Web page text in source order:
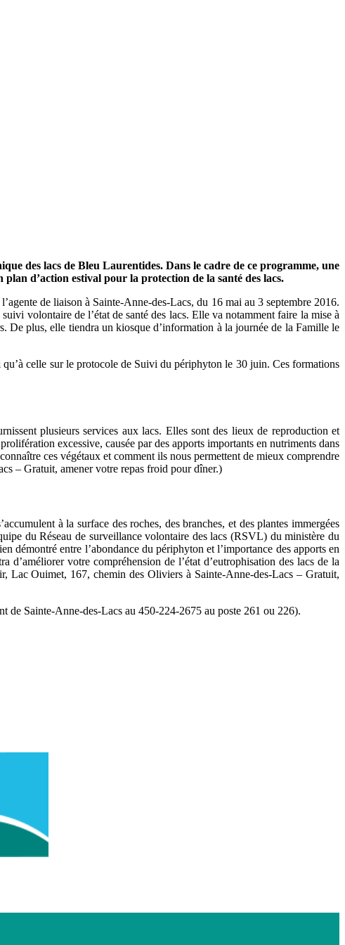
des lacs de Bleu Laurentides. Dans le cadre de ce programme, une
d’action estival pour la protection de la santé des lacs.
de liaison à Sainte-Anne-des-Lacs, du 16 mai au 3 septembre 2016.
volontaire de l’état de santé des lacs. Elle va notamment faire la mise à
De plus, elle tiendra un kiosque d’information à la journée de la Famille le
celle sur le protocole de Suivi du périphyton le 30 juin. Ces formations
plusieurs services aux lacs. Elles sont des lieux de reproduction et
excessive, causée par des apports importants en nutriments dans
ces végétaux et comment ils nous permettent de mieux comprendre
– Gratuit, amener votre repas froid pour dîner.)
à la surface des roches, des branches, et des plantes immergées
du Réseau de surveillance volontaire des lacs (RSVL) du ministère du
démontré entre l’abondance du périphyton et l’importance des apports en
votre compréhension de l’état d’eutrophisation des lacs de la
Lac Ouimet, 167, chemin des Oliviers à Sainte-Anne-des-Lacs – Gratuit,
de Sainte-Anne-des-Lacs au 450-224-2675 au poste 261 ou 226).